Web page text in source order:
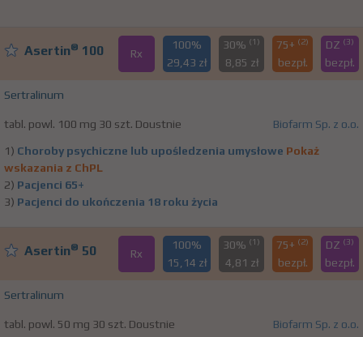
Asertin® 100 Rx
100%
29,43 zł
30% (1)
8,85 zł
75+ (2)
bezpł.
DZ (3)
bezpł.
Sertralinum
tabl. powl. 100 mg 30 szt. Doustnie Biofarm Sp. z o.o.
1) Choroby psychiczne lub upośledzenia umysłowe Pokaż
wskazania z ChPL
2) Pacjenci 65+
3) Pacjenci do ukończenia 18 roku życia
Asertin® 50 Rx
100%
15,14 zł
30% (1)
4,81 zł
75+ (2)
bezpł.
DZ (3)
bezpł.
Sertralinum
tabl. powl. 50 mg 30 szt. Doustnie Biofarm Sp. z o.o.